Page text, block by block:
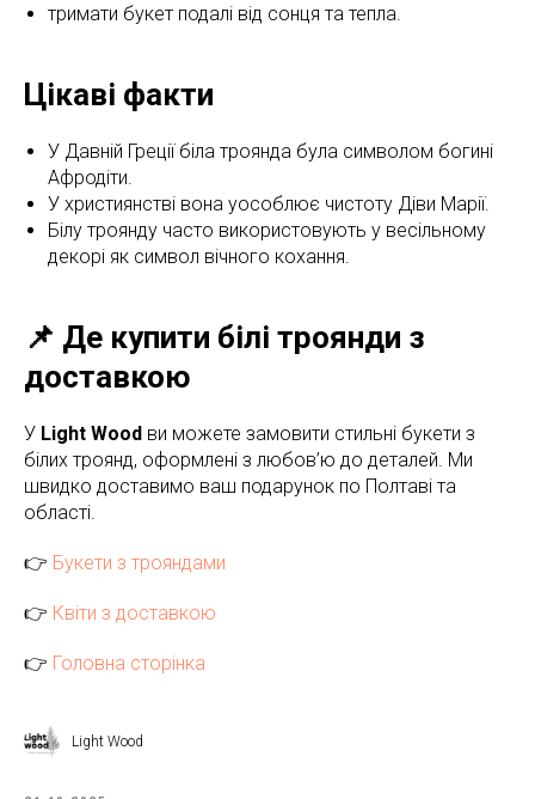
тримати букет подалі від сонця та тепла.
Цікаві факти
У Давній Греції біла троянда була символом богині
Афродіти.
У християнстві вона уособлює чистоту Діви Марії.
Білу троянду часто використовують у весільному
декорі як символ вічного кохання.
📌 Де купити білі троянди з
доставкою
У Light Wood ви можете замовити стильні букети з
білих троянд, оформлені з любов’ю до деталей. Ми
швидко доставимо ваш подарунок по Полтаві та
області.
👉 Букети з трояндами
👉 Квіти з доставкою
👉 Головна сторінка
Light Wood